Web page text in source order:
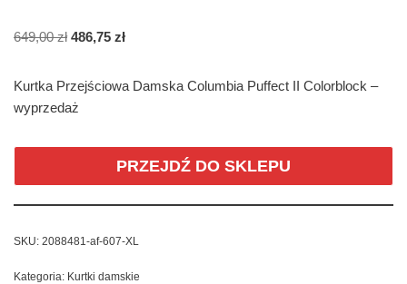
649,00zł 486,75 zł
Kurtka Przejściowa Damska Columbia Puffect II Colorblock –
wyprzedaż
PRZEJDŹ DO SKLEPU
SKU: 2088481-af-607-XL
Kategoria: Kurtki damskie